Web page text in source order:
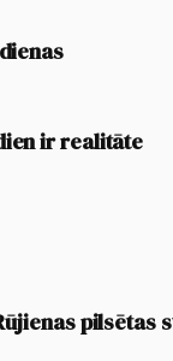
ir realitāte
pilsētas